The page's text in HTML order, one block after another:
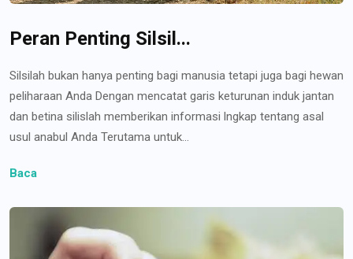
Peran Penting Silsil...
Silsilah bukan hanya penting bagi manusia tetapi juga bagi hewan
peliharaan Anda Dengan mencatat garis keturunan induk jantan
dan betina silislah memberikan informasi lngkap tentang asal
usul anabul Anda Terutama untuk...
Baca